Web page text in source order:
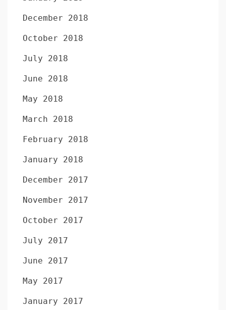
December 2018
October 2018
July 2018
June 2018
May 2018
March 2018
February 2018
January 2018
December 2017
November 2017
October 2017
July 2017
June 2017
May 2017
January 2017